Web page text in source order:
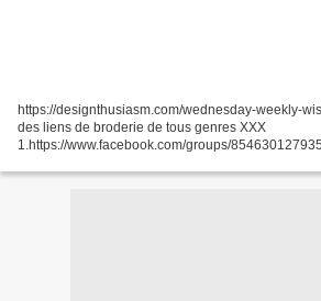
https://designthusiasm.com/wednesday-weekly-
des liens de broderie de tous genres XXX
1.https://www.facebook.com/groups/
pattern-free...